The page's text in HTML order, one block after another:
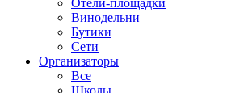
Винодельни
Бутики
Сети
Организаторы
Все
Школы